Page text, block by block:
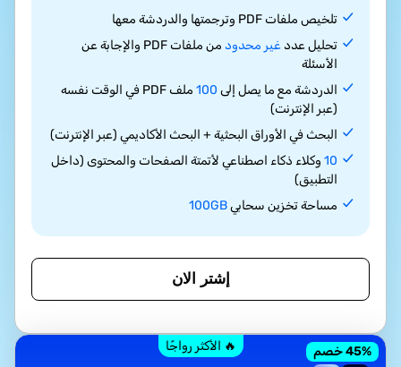
تلخيص ملفات PDF وترجمتها والدردشة معها
تحليل عدد غير محدود
من ملفات PDF والإجابة عن
الأسئلة
الدردشة مع ما يصل إلى 100
ملف PDF في الوقت نفسه
(عبر الإنترنت)
البحث في الأوراق البحثية + البحث الأكاديمي (عبر الإنترنت)
10 وكلاء ذكاء اصطناعي لأتمتة الصفحات والمحتوى (داخل
التطبيق)
مساحة تخزين سحابي100GB
إشتر الان
🔥 الأكثر رواجًا 45% خصم